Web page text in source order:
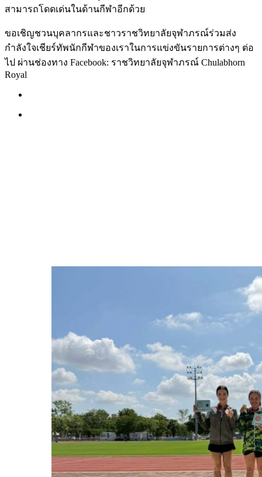
สามารถโดดเด่นในด้านกีฬาอีกด้วย
ขอเชิญชวนบุคลากรและชาวราชวิทยาลัยจุฬาภรณ์ร่วมส่ง
กำลังใจเชียร์ทัพนักกีฬาของเราในการแข่งขันรายการต่างๆ ต่อ
ไป ผ่านช่องทาง Facebook: ราชวิทยาลัยจุฬาภรณ์ Chulabhorn
Royal